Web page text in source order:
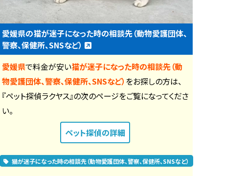
愛媛県の猫が迷子になった時の相談先（動物愛護団体、
警察、保健所、SNSなど）
愛媛県で料金が安い猫が迷子になった時の相談先（動
物愛護団体、警察、保健所、SNSなど） をお探しの方は、
『ペット探偵ラクヤス』の次のページをご覧になってくださ
い。
ペット探偵の詳細
猫が迷子になった時の相談先（動物愛護団体、警察、保健所、SNSなど）